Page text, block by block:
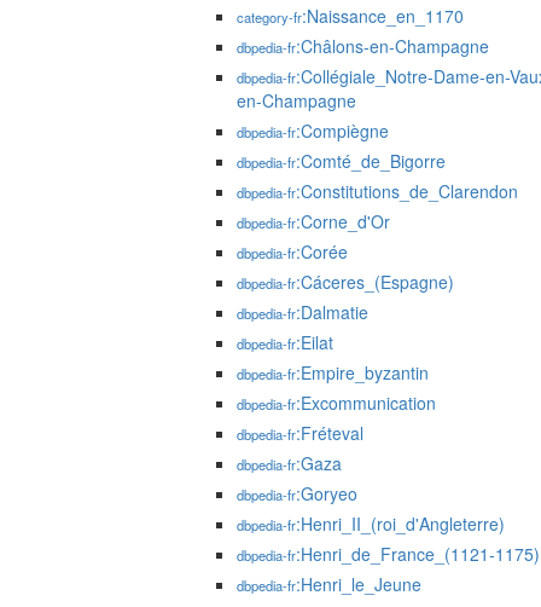
category-fr:Naissance_en_1170
dbpedia-fr:Châlons-en-Champagne
dbpedia-fr:Collégiale_Notre-Dame-en-
en-Champagne
dbpedia-fr:Compiègne
dbpedia-fr:Comté_de_Bigorre
dbpedia-fr:Constitutions_de_Clarendon
dbpedia-fr:Corne_d'Or
dbpedia-fr:Corée
dbpedia-fr:Cáceres_(Espagne)
dbpedia-fr:Dalmatie
dbpedia-fr:Eilat
dbpedia-fr:Empire_byzantin
dbpedia-fr:Excommunication
dbpedia-fr:Fréteval
dbpedia-fr:Gaza
dbpedia-fr:Goryeo
dbpedia-fr:Henri_II_(roi_d'Angleterre)
dbpedia-fr:Henri_de_France_(1121-1175)
dbpedia-fr:Henri_le_Jeune